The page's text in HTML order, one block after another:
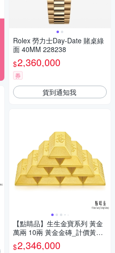
Rolex 勞力士Day-Date 賭桌綠
面 40MM 228238
$2,360,000
券
貨到通知我
【點睛品】生生金寶系列 黃金
萬兩 10兩 黃金金磚_計價黃金
(1兩x10塊)
$2,346,000